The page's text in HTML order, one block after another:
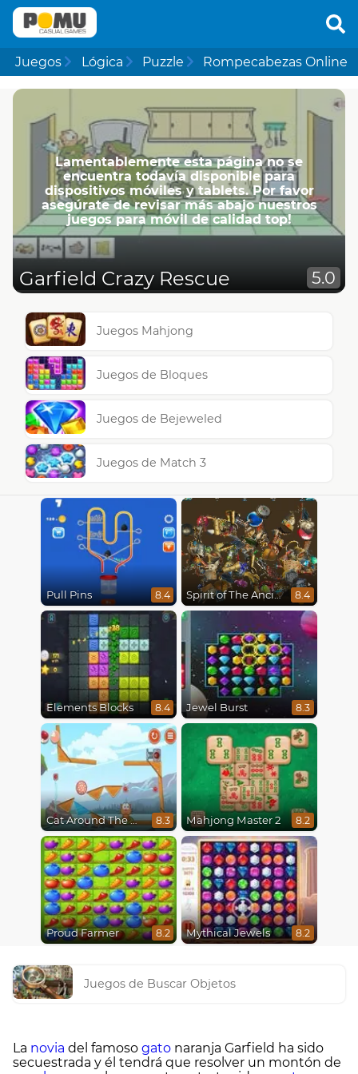
Juegos Lógica Puzzle Rompecabezas Online
Lamentablemente esta página no se
encuentra todavía disponible para
dispositivos móviles y tablets. Por favor
asegúrate de revisar más abajo nuestros
juegos para móvil de calidad top!
Garfield Crazy Rescue 5.0
Juegos Mahjong
Juegos de Bloques
Juegos de Bejeweled
Juegos de Match 3
Pull Pins 8.4 Spirit of The Ancient Forest 8.4
Elements Blocks 8.4 Jewel Burst 8.3
Cat Around The World 8.3 Mahjong Master 2 8.2
Proud Farmer 8.2 Mythical Jewels 8.2
Juegos de Buscar Objetos
La novia del famoso gato naranja Garfield ha sido
secuestrada y él tendrá que resolver un montón de